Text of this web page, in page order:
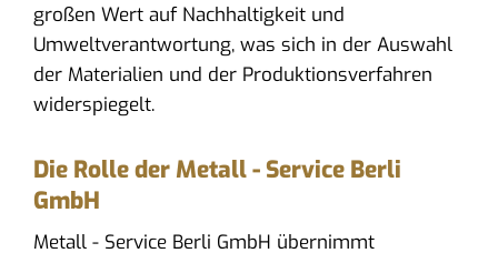
großen Wert auf Nachhaltigkeit und
Umweltverantwortung, was sich in der Auswahl
der Materialien und der Produktionsverfahren
widerspiegelt.
Die Rolle der Metall - Service Berli
GmbH
Metall - Service Berli GmbH übernimmt